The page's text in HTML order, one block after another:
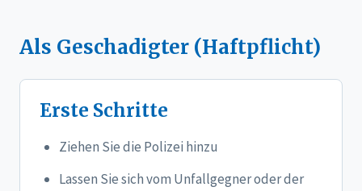
Als Geschadigter (Haftpflicht)
Erste Schritte
Ziehen Sie die Polizei hinzu
Lassen Sie sich vom Unfallgegner oder der